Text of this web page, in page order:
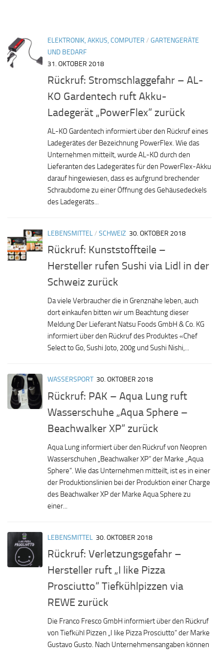
ELEKTRONIK, AKKUS, COMPUTER / GARTENGERÄTE
UND BEDARF
31. OKTOBER 2018
Rückruf: Stromschlaggefahr – AL-
KO Gardentech ruft Akku-
Ladegerät „PowerFlex“ zurück
AL-KO Gardentech informiert über den Rückruf eines
Ladegerätes der Bezeichnung PowerFlex. Wie das
Unternehmen mitteilt, wurde AL-KO durch den
Lieferanten des Ladegerätes für den PowerFlex-Akku
darauf hingewiesen, dass es aufgrund brechender
Schraubdome zu einer Öffnung des Gehäusedeckels
des Ladegeräts...
LEBENSMITTEL/ SCHWEIZ 30. OKTOBER 2018
Rückruf: Kunststoffteile –
Hersteller rufen Sushi via Lidl in der
Schweiz zurück
Da viele Verbraucher die in Grenznähe leben, auch
dort einkaufen bitten wir um Beachtung dieser
Meldung Der Lieferant Natsu Foods GmbH & Co. KG
informiert über den Rückruf des Produktes «Chef
Select to Go, Sushi Joto, 200g und Sushi Nishi,...
WASSERSPORT 30. OKTOBER 2018
Rückruf: PAK – Aqua Lung ruft
Wasserschuhe „Aqua Sphere –
Beachwalker XP“ zurück
Aqua Lung informiert über den Rückruf von Neopren
Wasserschuhen „Beachwalker XP“ der Marke „Aqua
Sphere“. Wie das Unternehmen mitteilt, ist es in einer
der Produktionslinien bei der Produktion einer Charge
des Beachwalker XP der Marke Aqua Sphere zu
einer...
LEBENSMITTEL 30. OKTOBER 2018
Rückruf: Verletzungsgefahr –
Hersteller ruft „I like Pizza
Prosciutto“ Tiefkühlpizzen via
REWE zurück
Die Franco Fresco GmbH informiert über den Rückruf
von Tiefkühl Pizzen „I like Pizza Prosciutto“ der Marke
Gustavo Gusto. Nach Unternehmensangaben können